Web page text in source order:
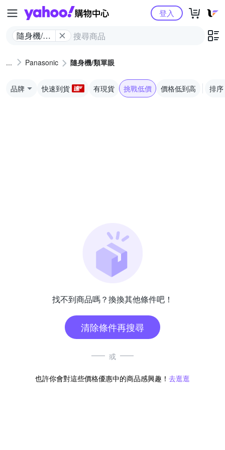
Yahoo購物中心
隨身機/類
登入
Panasonic 隨身機/類單眼
品牌 快速到貨 有現貨 挑戰低價 價格低到高 排序
找不到商品嗎？換換其他條件吧！
清除條件再搜尋
或
也許你會對這些價格優惠中的商品感興趣！ 去逛逛